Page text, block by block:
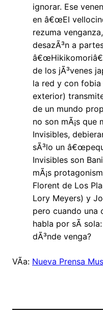
ignorar. Ese
en â€œEl
rezuma
desazÃ³n a
de los jÃ³venes
la red y con fobia
exterior)
de un mundo
no son mÃ¡s que
Invisibles,
sÃ³lo un
Invisibles son
mÃ¡s
Florent de Los
Lory Meyers) y
pero cuando una
habla por sÃ­
dÃ³nde venga?
VÃ­a: Nueva Prensa